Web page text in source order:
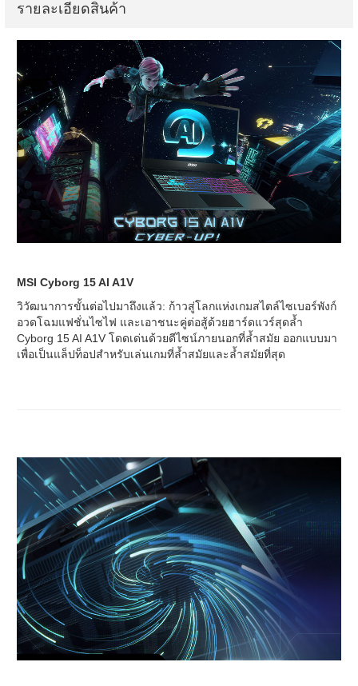
รายละเอียดสินค้า
MSI Cyborg 15 AI A1V
วิวัฒนาการขั้นต่อไปมาถึงแล้ว: ก้าวสู่โลกแห่งเกมสไตล์ไซเบอร์พังก์
อวดโฉมแฟชั่นไซไฟ และเอาชนะคู่ต่อสู้ด้วยฮาร์ดแวร์สุดล้ำ
Cyborg 15 AI A1V โดดเด่นด้วยดีไซน์ภายนอกที่ล้ำสมัย ออกแบบมา
เพื่อเป็นแล็ปท็อปสำหรับเล่นเกมที่ล้ำสมัยและล้ำสมัยที่สุด